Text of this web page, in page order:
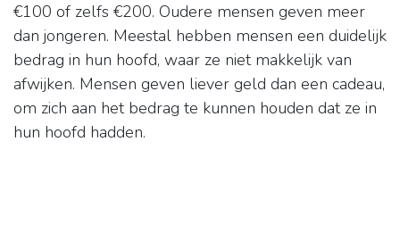
€100 of zelfs €200. Oudere mensen geven meer
dan jongeren. Meestal hebben mensen een duidelijk
bedrag in hun hoofd, waar ze niet makkelijk van
afwijken. Mensen geven liever geld dan een cadeau,
om zich aan het bedrag te kunnen houden dat ze in
hun hoofd hadden.